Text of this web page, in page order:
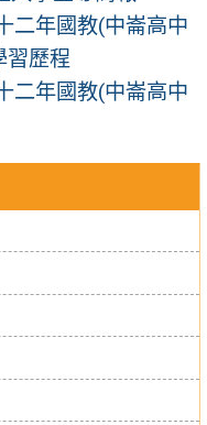
二年國教(中崙高中
習歷程
二年國教(中崙高中